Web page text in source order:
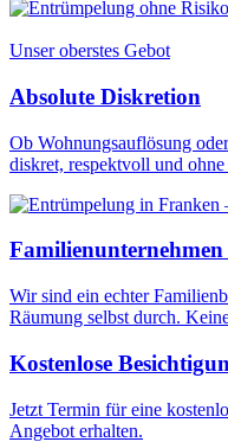
Unser oberstes Gebot
Absolute Diskretion
Ob Wohnungsauflösung
diskret, respektvoll und
Wir sind ein echter
Räumung selbst durch.
Kostenlose
Jetzt Termin für eine
Angebot erhalten.